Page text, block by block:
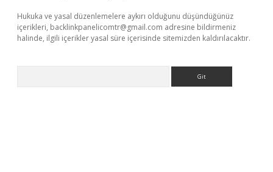
Hukuka ve yasal düzenlemelere aykırı olduğunu düşündüğünüz
içerikleri, backlinkpanelicomtr@gmail.com adresine bildirmeniz
halinde, ilgili içerikler yasal süre içerisinde sitemizden kaldırılacaktır.